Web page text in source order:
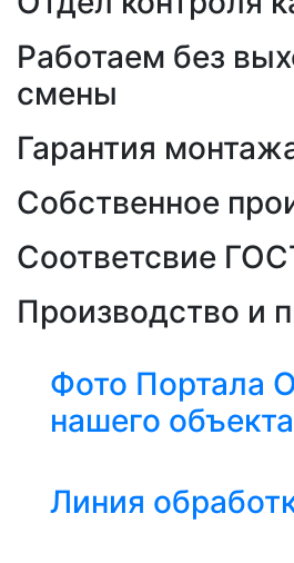
Работаем без
смены
Гарантия
Собственное
Соответсвие
Производство и
Фото Портала
нашего объекта
Линия